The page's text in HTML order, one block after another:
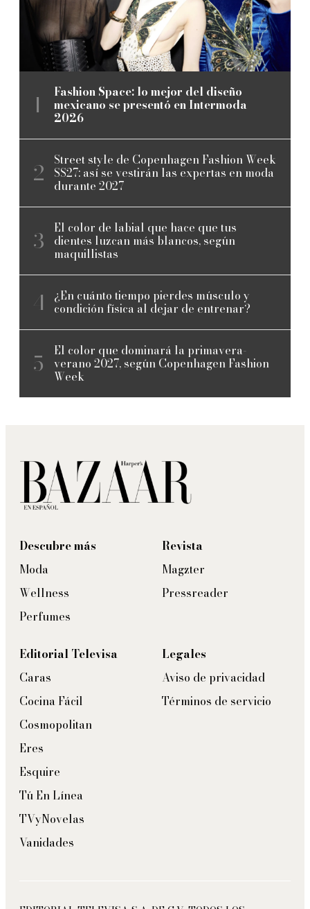
Fashion Space: lo mejor del diseño
mexicano se presentó en Intermoda
2026
Street style de Copenhagen Fashion Week
SS27: así se vestirán las expertas en moda
durante 2027
El color de labial que hace que tus
dientes luzcan más blancos, según
maquillistas
¿En cuánto tiempo pierdes músculo y
condición física al dejar de entrenar?
El color que dominará la primavera-
verano 2027, según Copenhagen Fashion
Week
Descubre más
Moda
Wellness
Perfumes
Revista
Magzter
Pressreader
Editorial Televisa
Caras
Cocina Fácil
Cosmopolitan
Eres
Esquire
Tú En Línea
TVyNovelas
Vanidades
Legales
Aviso de privacidad
Términos de servicio